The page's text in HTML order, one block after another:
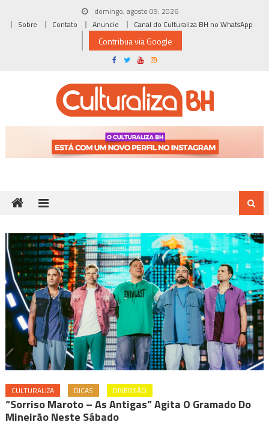
domingo, agosto 09, 2026
Sobre
Contato Anuncie Canal do Culturaliza BH no WhatsApp
Contribua via Google
CULTURALIZA DICAS DIVERSÃO
“Sorriso Maroto – As Antigas” Agita O Gramado Do
Mineirão Neste Sábado